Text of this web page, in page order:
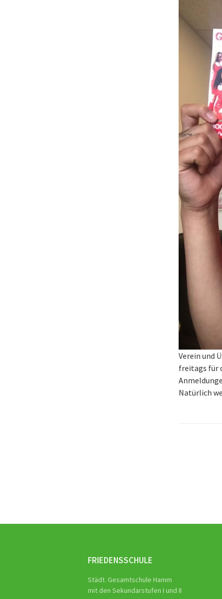
Verein und
freitags für
Natürlich
FRIEDENSSCHULE
Städt. Gesamtschule Hamm
mit den Sekundarstufen I und II